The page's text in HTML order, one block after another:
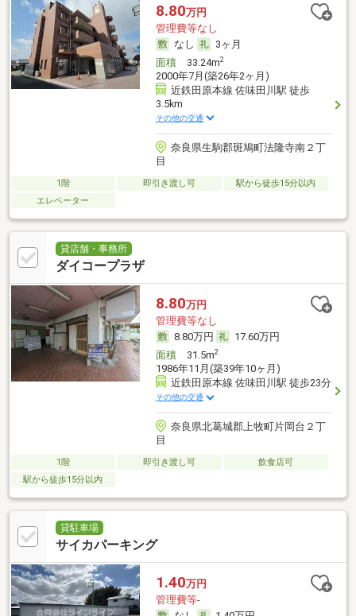
8.80万円
管理費等なし
なし
3ヶ月
面積33.24m2
2000年7月(築26年2ヶ月)
近鉄田原本線 佐味田川駅 徒歩
3.5km
その他の交通
奈良県生駒郡斑鳩町法隆寺南２丁
目
1階 即引き渡し可
駅から徒歩15分以内
エレベーター
貸店舗・事務所
ダイコープラザ
8.80万円
管理費等なし
8.80万円
17.60万円
面積31.5m2
1986年11月(築39年10ヶ月)
近鉄田原本線 佐味田川駅 徒歩23分
その他の交通
奈良県北葛城郡上牧町片岡台２丁
目
1階 即引き渡し可
飲食店可
駅から徒歩15分以内
貸駐車場
サイカパーキング
1.40万円
管理費等-